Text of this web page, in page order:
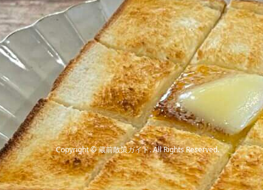
Copyright©蔵前散策ガイド. All Rights Reserved.